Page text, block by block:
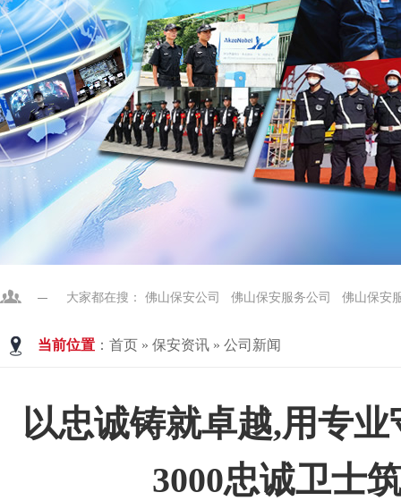
大家都在搜： 佛山保安公司 佛山保安服务公司 佛山保安
当前位置 ： 首页 » 保安资讯 » 公司新闻
以忠诚铸就卓越,用专
3000忠诚卫士